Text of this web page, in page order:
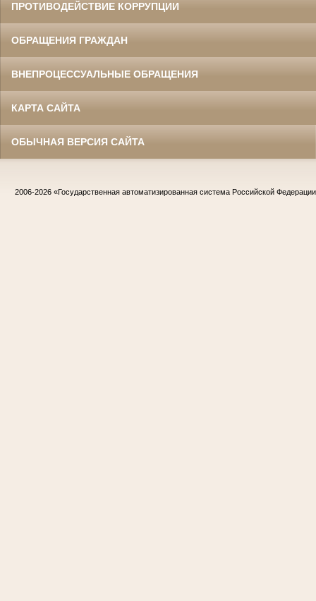
ПРОТИВОДЕЙСТВИЕ КОРРУПЦИИ
ОБРАЩЕНИЯ ГРАЖДАН
ВНЕПРОЦЕССУАЛЬНЫЕ ОБРАЩЕНИЯ
КАРТА САЙТА
ОБЫЧНАЯ ВЕРСИЯ САЙТА
2006-2026 «Государственная автоматизированная система Российской